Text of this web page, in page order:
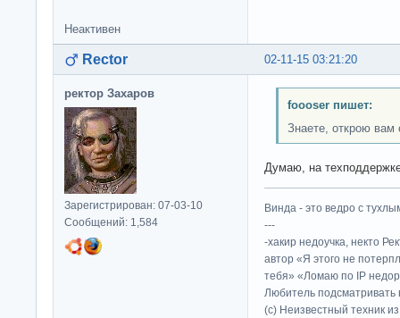
Неактивен
02-11-15 03:21:20
Rector
ректор Захаров
Зарегистрирован: 07-03-10
Сообщений: 1,584
foooser пишет:
Знаете, открою вам
Думаю, на
Винда - это ведро с
---
-хакир недоучка, некто
автор «Я этого не
тебя» «Ломаю по IP
Любитель подсматривать
(c) Неизвестный техник